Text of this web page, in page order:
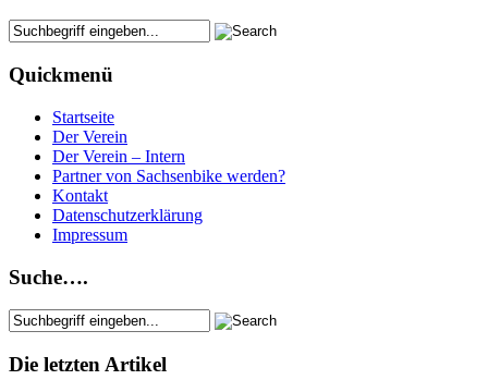
Quickmenü
Startseite
Der Verein
Der Verein – Intern
Partner von Sachsenbike werden?
Kontakt
Datenschutzerklärung
Impressum
Suche….
Die letzten Artikel